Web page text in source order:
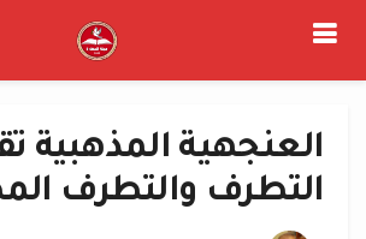
العنجهية المذهبية
التطرف والتطرف